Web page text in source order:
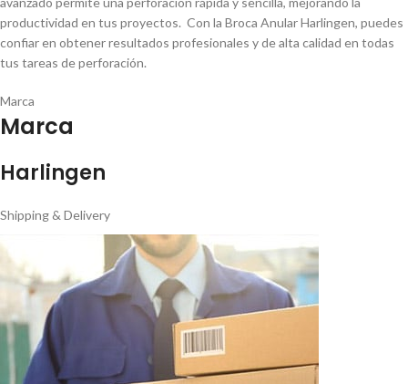
productividad en tus proyectos. Con la Broca Anular Harlingen, puedes
confiar en obtener resultados profesionales y de alta calidad en todas
tus tareas de perforación.
Marca
Marca
Harlingen
Shipping & Delivery